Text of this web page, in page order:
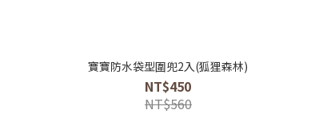
寶寶防水袋型圍兜2入(狐狸森林)
NT$450
NT$560